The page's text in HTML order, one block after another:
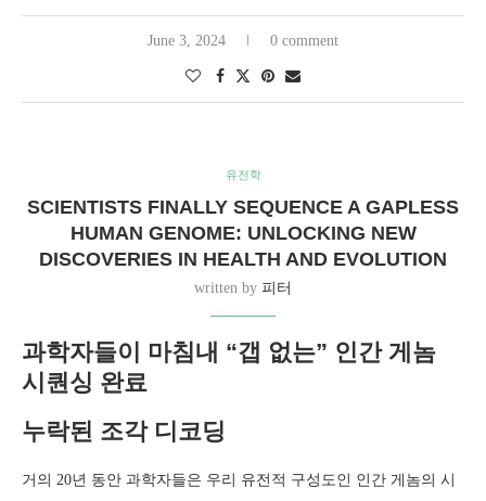
June 3, 2024 0 comment
유전학
SCIENTISTS FINALLY SEQUENCE A GAPLESS
HUMAN GENOME: UNLOCKING NEW
DISCOVERIES IN HEALTH AND EVOLUTION
written by 피터
과학자들이 마침내 “갭 없는” 인간 게놈
시퀀싱 완료
누락된 조각 디코딩
거의 20년 동안 과학자들은 우리 유전적 구성도인 인간 게놈의 시